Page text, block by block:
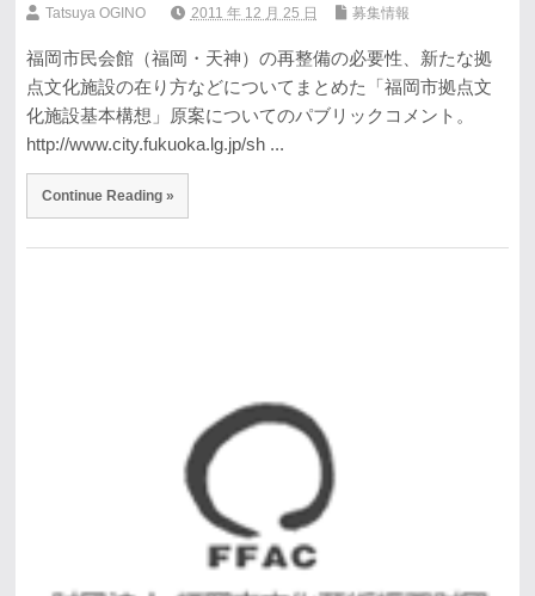
Tatsuya OGINO 2011 年 12 月 25 日 募集情報
福岡市民会館（福岡・天神）の再整備の必要性、新たな拠
点文化施設の在り方などについてまとめた「福岡市拠点文
化施設基本構想」原案についてのパブリックコメント。
http://www.city.fukuoka.lg.jp/sh ...
Continue Reading »